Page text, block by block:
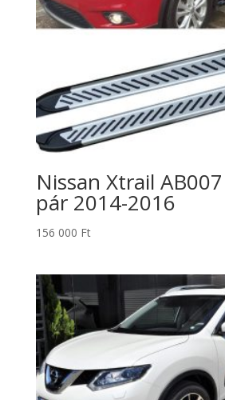
Nissan Xtrail
pár 2014-2016
156 000 Ft